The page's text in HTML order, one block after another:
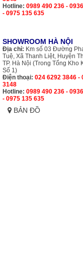
Hotline: 0989 490 236 -
- 0975 135 635
SHOWROOM HÀ NỘI
Địa chỉ: Km số 03 Đường
Tuệ, Xã Thanh Liệt, Huyện
TP. Hà Nội (Trong Tổng Kho
Số 1)
Điện thoại: 024 6292 3846 -
3148
Hotline: 0989 490 236 -
- 0975 135 635
BẢN ĐỒ